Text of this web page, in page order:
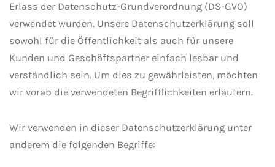
Erlass der Datenschutz-Grundverordnung (DS-GVO)
verwendet wurden. Unsere Datenschutzerklärung soll
sowohl für die Öffentlichkeit als auch für unsere
Kunden und Geschäftspartner einfach lesbar und
verständlich sein. Um dies zu gewährleisten, möchten
wir vorab die verwendeten Begrifflichkeiten erläutern.
Wir verwenden in dieser Datenschutzerklärung unter
anderem die folgenden Begriffe: